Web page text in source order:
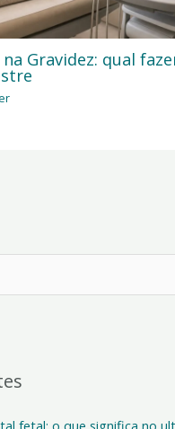
Gravidez: qual
fetal: o que significa no